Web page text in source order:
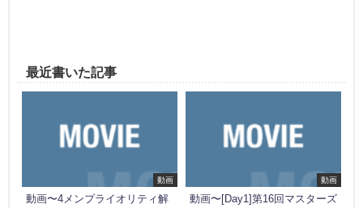
最近書いた記事
動画
動画〜4メンプライオリティ解
動画
動画〜[Day1]第16回マスターズ